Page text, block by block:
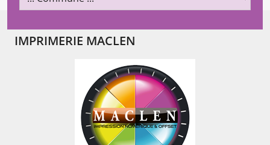
Chargement...
IMPRIMERIE MACLEN